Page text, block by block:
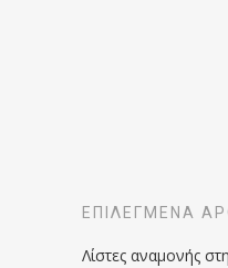
ΕΠΙΛΕΓΜΈΝΑ
Λίστες αναμονής